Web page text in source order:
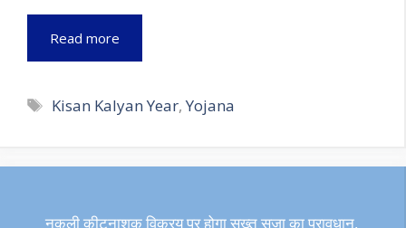
Read more
Tags
Kisan Kalyan Year,Yojana
नकली कीटनाशक विक्रय पर होगा सख्त सजा का प्रावधान,